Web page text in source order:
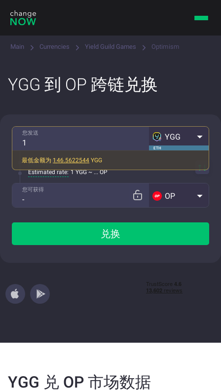
Main Currencies Yield Guild Games Optimism
YGG 到 OP 跨链兑换
您发送
ETH
YGG
最低金额为 146.5622544 YGG
含所有费用
Estimated rate: 1 YGG ~ ... OP
您可获得
OP
兑换
YGG 兑 OP 市场数据